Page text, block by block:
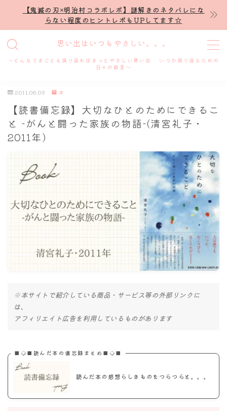
【鬼滅の刃×明治村コラボレポ】謎解きのネタバレにな
らない程度のヒントレポもUPしてます☆
思い出はいつもやさしい。。。
～どんなできごとも振り返ればきっとやさしい思い出 いつか振り返るための
日々の戯言～
MENU
プロフィール
謎解き
舞台・ライブ
名古屋
2011.06.03 本
【読書備忘録】大切なひとのためにできるこ
と -がんと闘った家族の物語-(清宮礼子・
2011年)
※本サイトで紹介している商品・サービス等の外部リンクに
は、
アフィリエイト広告を利用しているものがあります
■◇■読んだ本の備忘録まとめ■◇■
読んだ本の感想らしきものをつらつらと。。。